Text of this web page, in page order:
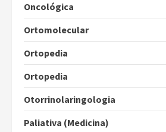
Oncológica
Ortomolecular
Ortopedia
Ortopedia
Otorrinolaringologia
Paliativa (Medicina)